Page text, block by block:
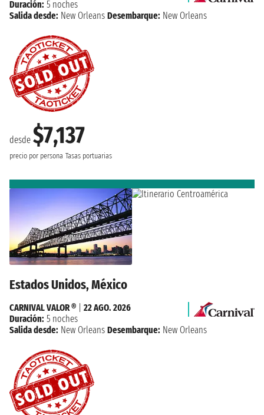
desde $7,137
precio por persona Tasas portuarias
Duración: 5 noches
Salida desde: New Orleans Desembarque: New Orleans
Estados Unidos, México
CARNIVAL VALOR ®
22 AGO. 2026
Duración: 5 noches
Salida desde: New Orleans Desembarque: New Orleans